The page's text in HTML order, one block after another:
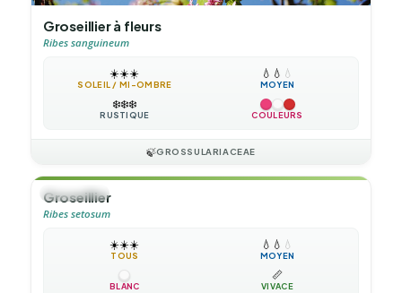
Groseillier à fleurs
Ribes sanguineum
☀️☀️☀️
SOLEIL / MI-OMBRE
💧 💧 💧
MOYEN
❄️❄️❄️
RUSTIQUE COULEURS
🍃GROSSULARIACEAE
🌲ARBUSTE
Groseillier
Ribes setosum
☀️☀️☀️
TOUS
💧 💧 💧
MOYEN
BLANC
📏
VIVACE